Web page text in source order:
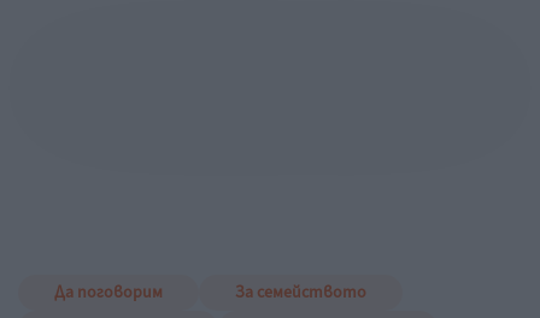
Да поговорим
За семейството